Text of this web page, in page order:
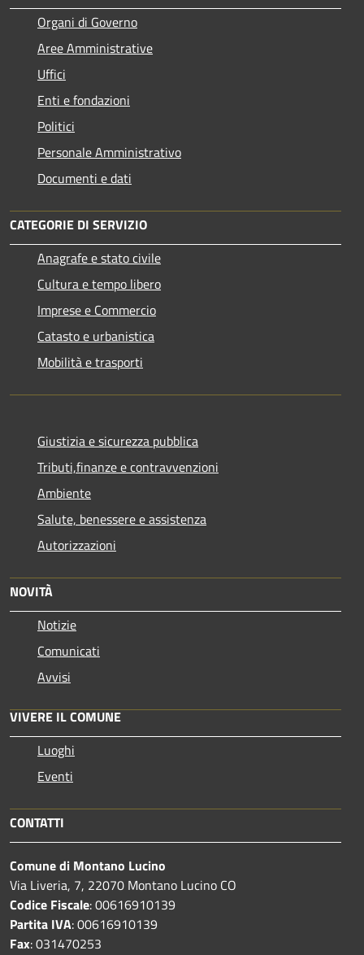
Organi di Governo
Aree Amministrative
Uffici
Enti e fondazioni
Politici
Personale Amministrativo
Documenti e dati
CATEGORIE DI SERVIZIO
Anagrafe e stato civile
Cultura e tempo libero
Imprese e Commercio
Catasto e urbanistica
Mobilità e trasporti
Giustizia e sicurezza pubblica
Tributi,finanze e contravvenzioni
Ambiente
Salute, benessere e assistenza
Autorizzazioni
NOVITÀ
Notizie
Comunicati
Avvisi
VIVERE IL COMUNE
Luoghi
Eventi
CONTATTI
Comune di Montano Lucino
Via Liveria, 7, 22070 Montano Lucino CO
Codice Fiscale: 00616910139
Partita IVA: 00616910139
Fax: 031470253